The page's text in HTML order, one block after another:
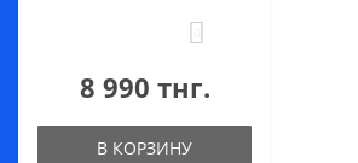
8 990 тнг.
В КОРЗИНУ